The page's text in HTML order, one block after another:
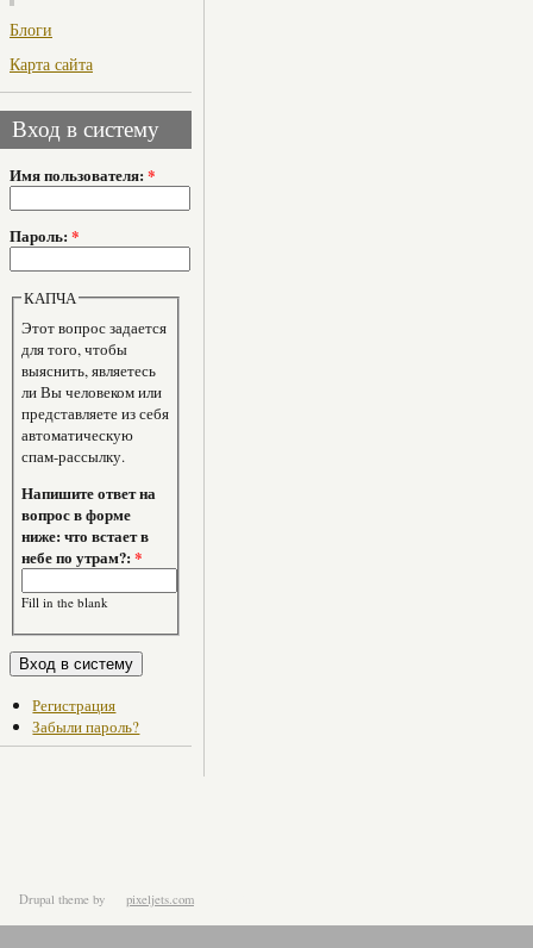
Блоги
Карта сайта
Вход в систему
Имя пользователя: *
Пароль: *
КАПЧА
Этот вопрос задается
для того, чтобы
выяснить, являетесь
ли Вы человеком или
представляете из себя
автоматическую
спам-рассылку.
Напишите ответ на
вопрос в форме
ниже: что встает в
небе по утрам?:*
Fill in the blank
Регистрация
Забыли пароль?
Drupal theme by pixeljets.com